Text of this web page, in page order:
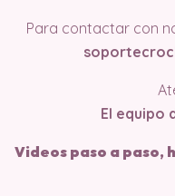
Para contactar con
El equipo
Videos paso a paso,